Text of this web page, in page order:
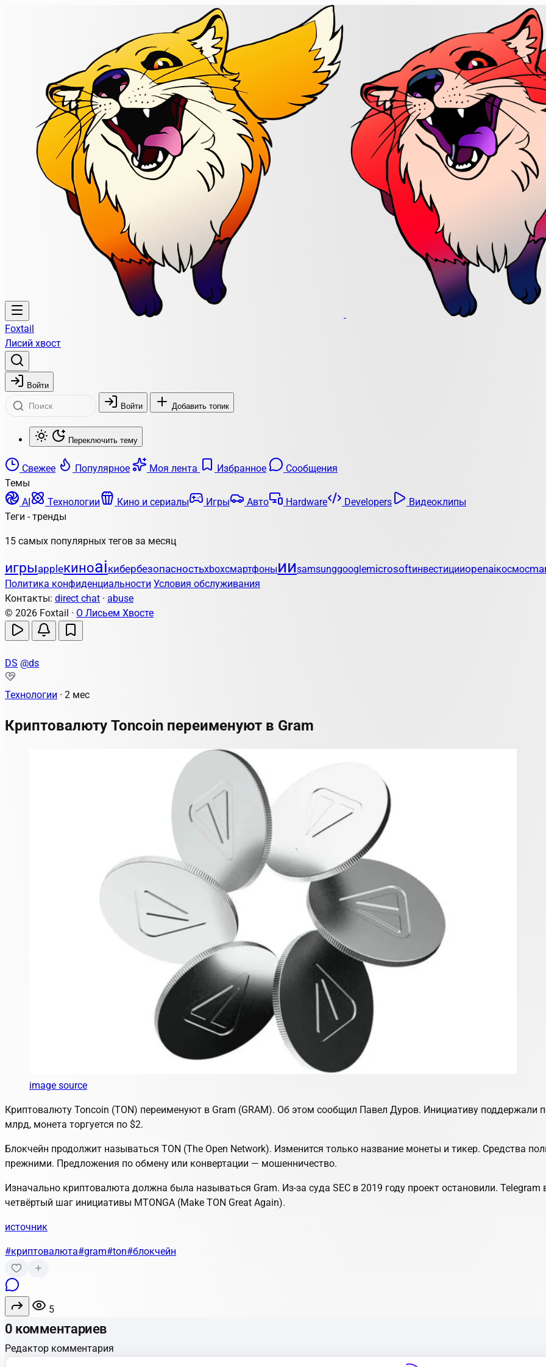
Foxtail
Лисий хвост
Войти
Войти Добавить топик
Переключить тему
Свежее Популярное Моя лента Избранное
Сообщения
Темы
AI
Технологии Кино и сериалы Игры Авто Hardware Developers
Видеоклипы
Теги - тренды
15 самых популярных тегов за месяц
игрыappleкиноaiкибербезопасностьxboxсмартфоныииsamsunggooglemicrosoftинвестицииopenaiкосмос
Политика конфиденциальности Условия обслуживания
Контакты: direct chat · abuse
© 2026 Foxtail · О Лисьем Хвосте
DS @ds
Технологии · 2 мес
Криптовалюту Toncoin переименуют в Gram
image source
Криптовалюту Toncoin (TON) переименуют в Gram (GRAM). Об этом сообщил Павел Дуров. Инициативу поддержали
млрд, монета торгуется по $2.
Блокчейн продолжит называться TON (The Open Network). Изменится только название монеты и тикер. Средства
прежними. Предложения по обмену или конвертации — мошенничество.
Изначально криптовалюта должна была называться Gram. Из-за суда SEC в 2019 году проект остановили.
четвёртый шаг инициативы MTONGA (Make TON Great Again).
источник
#криптовалюта#gram#ton#блокчейн
5
0 комментариев
Редактор комментария